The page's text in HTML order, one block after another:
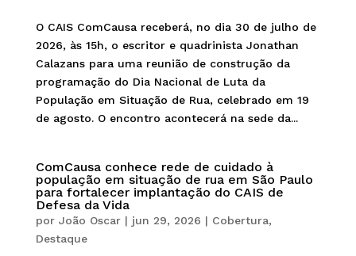
O CAIS ComCausa receberá, no dia 30 de julho de
2026, às 15h, o escritor e quadrinista Jonathan
Calazans para uma reunião de construção da
programação do Dia Nacional de Luta da
População em Situação de Rua, celebrado em 19
de agosto. O encontro acontecerá na sede da...
ComCausa conhece rede de cuidado à
população em situação de rua em São Paulo
para fortalecer implantação do CAIS de
Defesa da Vida
por João Oscar| jun 29, 2026 | Cobertura,
Destaque